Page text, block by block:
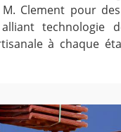
Clement pour
technologie
à chaque